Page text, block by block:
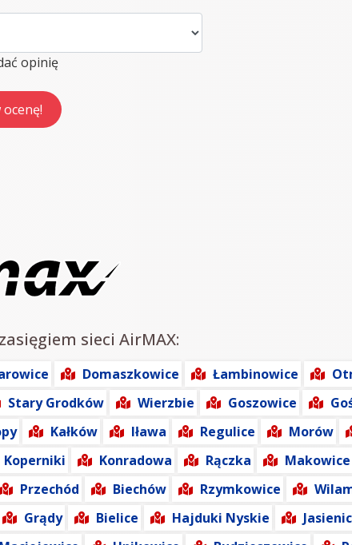
opinię
sieci AirMAX:
Domaszkowice Łambinowice
Stary Grodków Wierzbie Goszowice
Kałków Iława Regulice Morów
Koperniki Konradowa Rączka
Makowice
Przechód Biechów Rzymkowice
Grądy Bielice Hajduki Nyskie